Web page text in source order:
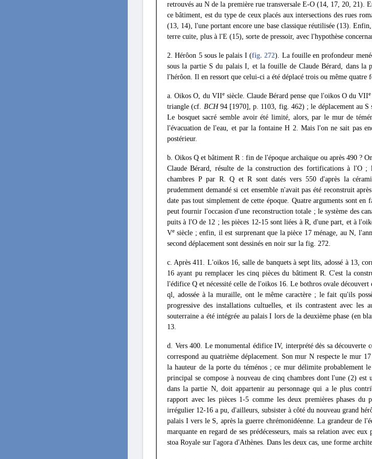
retrouvés au Ν de la première rue transversale E-O (14, 17, 20, 21).
ce bâtiment, est du type de ceux placés aux intersections des rues
(13, 14), l'une portant encore une base classique réutilisée (13).
terre cuite, plus à l'Ε (15), sorte de pressoir, avec l'hypothèse
2. Hérôon 5 sous le palais I (fig. 272). La fouille en profondeur
sous la partie S du palais I, et la fouille de Claude Bérard, dans la
l'hérôon. Il en ressort que celui-ci a été déplacé trois ou même quatre
a. Oikos O, du VIIesiècle. Claude Bérard pense que l'oikos Ο du VIIe
triangle (cf. BCH94 [1970], p. 1103, fig. 462) ; le déplacement au S
Le bosquet sacré semble avoir été limité, alors, par le mur de
l'évacuation de l'eau, et par la fontaine H 2. Mais l'on ne sait pas
postérieur.
b. Oikos Q et bâtiment R : fin de l'époque archaïque ou après 490 ?
Claude Bérard, résulte de la construction des fortifications à l'Ο
chambres Ρ par R. Q et R sont datés vers 550 d'après la
prudemment demandé si cet ensemble n'avait pas été reconstruit
date pas tout simplement de cette époque. Quatre arguments sont
peut fournir l'occasion d'une reconstruction totale ; le système des
puits à l'Ο de 12 ; les pièces 12-15 sont liées à R, d'une part, et à
Ve siècle ; enfin, il est surprenant que la pièce 17 ménage, au N,
second déplacement sont dessinés en noir sur la fig. 272.
c. Après 411. L'oikos 16, salle de banquets à sept lits, adossé à 13,
16 ayant pu remplacer les cinq pièces du bâtiment R. C'est la
l'édifice Q et nécessité celle de l'oikos 16. Le bothros ovale
ql, adossée à la muraille, ont le même caractère ; le fait qu'ils
progressive des installations cultuelles, et ils contrastent avec les
souterraine a été intégrée au palais I lors de la deuxième phase (en
13.
d. Vers 400. Le monumental édifice IV, interprété dès sa découverte
correspond au quatrième déplacement. Son mur N respecte le mur
la hauteur de la porte du téménos ; ce mur délimite probablement
principal se compose à nouveau de cinq chambres dont l'une (2)
dans la partie N, doit appartenir au personnage qui a le plus
rapport avec les pièces 1-5 comme les deux premières phases
irrégulier 12-16 a pu, d'ailleurs, subsister à côté du nouveau grand
palais I vers le S, après la guerre chrémonidéenne. La grandeur de
marquante en regard de ses prédécesseurs, mais sa relation avec
stoa Royale sur l'agora d'Athènes. Dans les deux cas, une forme